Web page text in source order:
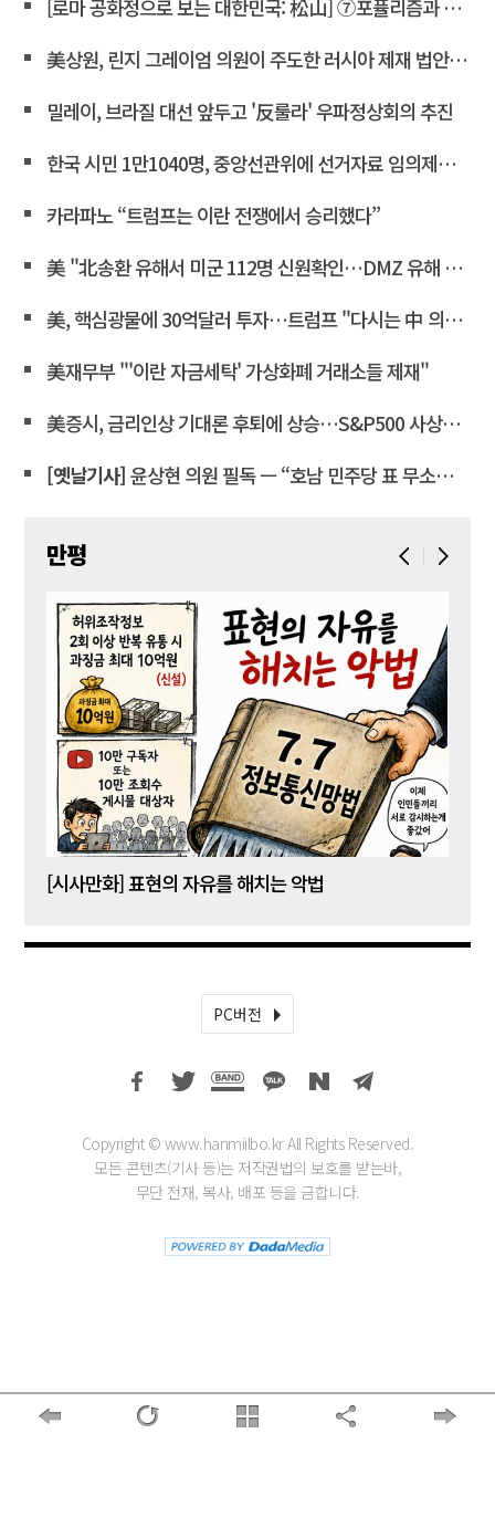
[로마 공화정으로 보는 대한민국: 松山] ⑦포퓰리즘과 선동은 민주주의를 어떻게 무너뜨리는가
美상원, 린지 그레이엄 의원이 주도한 러시아 제재 법안 통과
밀레이, 브라질 대선 앞두고 '反룰라' 우파정상회의 추진
한국 시민 1만1040명, 중앙선관위에 선거자료 임의제출 요청
카라파노 “트럼프는 이란 전쟁에서 승리했다”
美 "北송환 유해서 미군 112명 신원확인…DMZ 유해 발굴 재개"
美, 핵심광물에 30억달러 투자…트럼프 "다시는 中 의존 않도록"
美재무부 "'이란 자금세탁' 가상화폐 거래소들 제재"
美증시, 금리인상 기대론 후퇴에 상승…S&P500 사상최고치 마감
[옛날기사] 윤상현 의원 필독 ㅡ “호남 민주당 표 무소속에 보태”… 전산 조작으로 ‘선거비 보전’ 의혹
만평
[시사만화] 표현의 자유를 해치는 악법
PC버전
Copyright © www.hanmiilbo.kr All Rights Reserved.
모든 콘텐츠(기사 등)는 저작권법의 보호를 받는바,
무단 전재, 복사, 배포 등을 금합니다.